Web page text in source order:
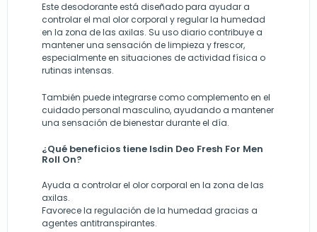
Este desodorante está diseñado para ayudar a
controlar el mal olor corporal y regular la humedad
en la zona de las axilas. Su uso diario contribuye a
mantener una sensación de limpieza y frescor,
especialmente en situaciones de actividad física o
rutinas intensas.
También puede integrarse como complemento en el
cuidado personal masculino, ayudando a mantener
una sensación de bienestar durante el día.
¿Qué beneficios tiene Isdin Deo Fresh For Men
Roll On?
Ayuda a controlar el olor corporal en la zona de las
axilas.
Favorece la regulación de la humedad gracias a
agentes antitranspirantes.